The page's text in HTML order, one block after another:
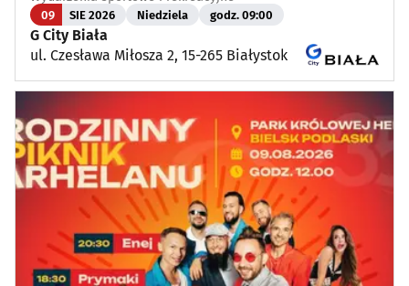
09 SIE 2026 Niedziela godz. 09:00
G City Biała
ul. Czesława Miłosza 2, 15-265 Białystok